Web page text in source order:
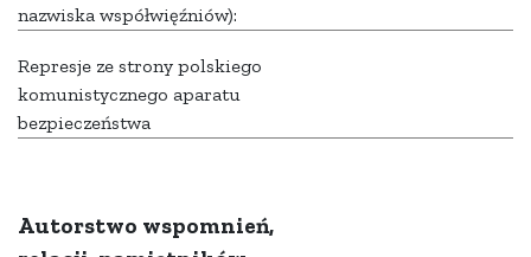
nazwiska współwięźniów):
Represje ze strony polskiego
komunistycznego aparatu
bezpieczeństwa
Autorstwo wspomnień,